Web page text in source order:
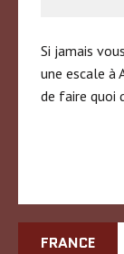
Si jamais
une escale à
de faire quoi
FRANCE